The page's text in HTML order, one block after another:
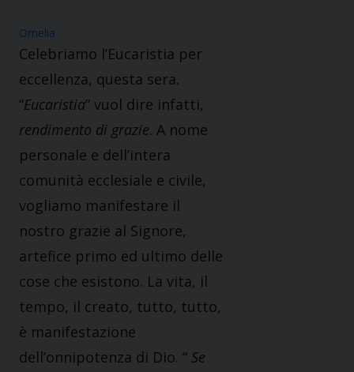
Omelia
Celebriamo l’Eucaristia per
eccellenza, questa sera.
“Eucaristia” vuol dire infatti,
rendimento di grazie. A nome
personale e dell’intera
comunità ecclesiale e civile,
vogliamo manifestare il
nostro grazie al Signore,
artefice primo ed ultimo delle
cose che esistono. La vita, il
tempo, il creato, tutto, tutto,
è manifestazione
dell’onnipotenza di Dio. “ Se